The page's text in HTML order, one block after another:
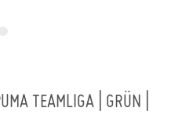
TEAMLIGA | GRÜN |